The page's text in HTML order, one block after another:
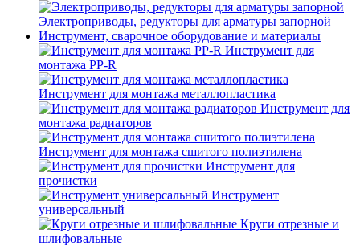
Электроприводы, редукторы для арматуры запорной
Инструмент, сварочное оборудование и материалы
Инструмент для
монтажа PP-R
Инструмент для монтажа металлопластика
Инструмент для
монтажа радиаторов
Инструмент для монтажа сшитого полиэтилена
Инструмент для
прочистки
Инструмент
универсальный
Круги отрезные и
шлифовальные